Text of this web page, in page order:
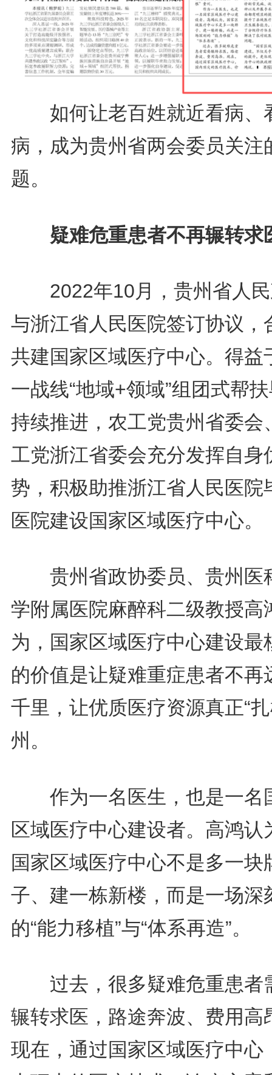
如何让老百姓就近看病、
病，成为贵州省两会委员关注
题。
疑难危重患者不再辗转求
2022年10月，贵州省人民
与浙江省人民医院签订协议，
共建国家区域医疗中心。得益
一战线“地域+领域”组团式帮
持续推进，农工党贵州省委会
工党浙江省委会充分发挥自身
势，积极助推浙江省人民医院
医院建设国家区域医疗中心。
贵州省政协委员、贵州医
学附属医院麻醉科二级教授高
为，国家区域医疗中心建设最
的价值是让疑难重症患者不再
千里，让优质医疗资源真正“
州。
作为一名医生，也是一名
区域医疗中心建设者。高鸿认
国家区域医疗中心不是多一块
子、建一栋新楼，而是一场深
的“能力移植”与“体系再造”。
过去，很多疑难危重患者
辗转求医，路途奔波、费用高
现在，通过国家区域医疗中心